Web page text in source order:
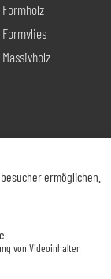
Formholz
Formvlies
Massivholz
ermöglichen.
von Videoinhalten